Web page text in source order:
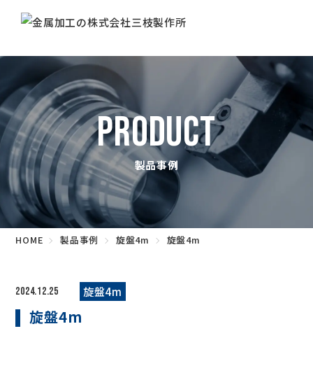
PRODUCT
製品事例
HOME 製品事例 旋盤4m 旋盤4m
2024.12.25 旋盤4m
旋盤4m